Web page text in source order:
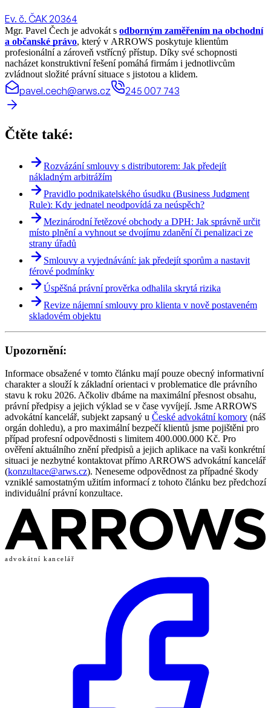
Ev. č. ČAK 20364
Mgr. Pavel Čech je advokát s odborným zaměřením na obchodní
a občanské právo, který v ARROWS poskytuje klientům
profesionální a zároveň vstřícný přístup. Díky své schopnosti
nacházet konstruktivní řešení pomáhá firmám i jednotlivcům
zvládnout složité právní situace s jistotou a klidem.
pavel.cech@arws.cz 245 007 743
Čtěte také:
Rozvázání smlouvy s distributorem: Jak předejít
nákladným arbitrážím
Pravidlo podnikatelského úsudku (Business Judgment
Rule): Kdy jednatel neodpovídá za neúspěch?
Mezinárodní řetězové obchody a DPH: Jak správně určit
místo plnění a vyhnout se dvojímu zdanění či penalizaci ze
strany úřadů
Smlouvy a vyjednávání: jak předejít sporům a nastavit
férové podmínky
Úspěšná právní prověrka odhalila skrytá rizika
Revize nájemní smlouvy pro klienta v nově postaveném
skladovém objektu
Upozornění:
Informace obsažené v tomto článku mají pouze obecný informativní
charakter a slouží k základní orientaci v problematice dle právního
stavu k roku 2026. Ačkoliv dbáme na maximální přesnost obsahu,
právní předpisy a jejich výklad se v čase vyvíjejí. Jsme ARROWS
advokátní kancelář, subjekt zapsaný u České advokátní komory (náš
orgán dohledu), a pro maximální bezpečí klientů jsme pojištěni pro
případ profesní odpovědnosti s limitem 400.000.000 Kč. Pro
ověření aktuálního znění předpisů a jejich aplikace na vaši konkrétní
situaci je nezbytné kontaktovat přímo ARROWS advokátní kancelář
(konzultace@arws.cz). Neneseme odpovědnost za případné škody
vzniklé samostatným užitím informací z tohoto článku bez předchozí
individuální právní konzultace.
advokátní kancelář